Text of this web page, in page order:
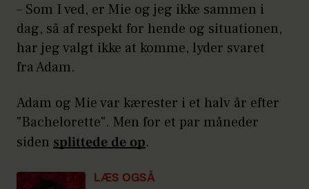
– Som I ved, er Mie og jeg ikke sammen i
dag, så af respekt for hende og situationen,
har jeg valgt ikke at komme, lyder svaret
fra Adam.
Adam og Mie var kærester i et halv år efter
"Bachelorette". Men for et par måneder
siden splittede de op.
LÆS OGSÅ